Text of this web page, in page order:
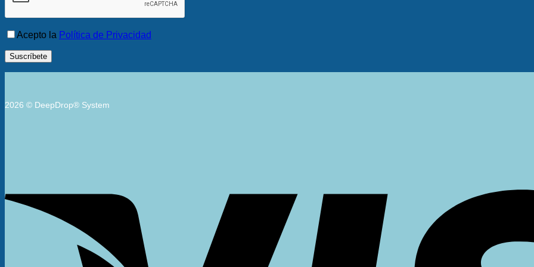
Acepto la Política de Privacidad
2026 © DeepDrop® System